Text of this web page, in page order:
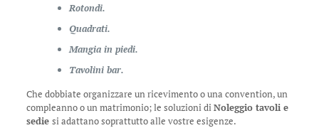
Rotondi.
Quadrati.
Mangia in piedi.
Tavolini bar.
Che dobbiate organizzare un ricevimento o una convention, un
compleanno o un matrimonio; le soluzioni di Noleggio tavoli e
sedie si adattano soprattutto alle vostre esigenze.